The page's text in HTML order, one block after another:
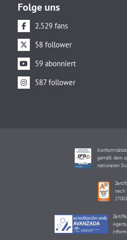
Folge uns
2.529 fans
58 follower
59 abonniert
587 follower
gemäß dem
nationalen
nach
27001